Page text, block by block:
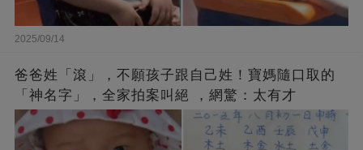
2025/09/14
爸爸姓「滾」，不願孩子跟自己姓！寶媽隨口取的
「神名字」，全家拍案叫絕 ，網驚：太有才